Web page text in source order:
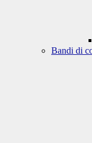
Bandi di